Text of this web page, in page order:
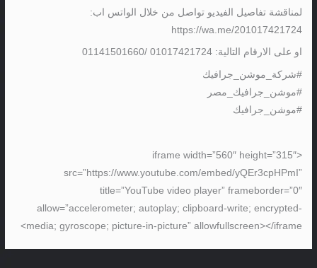
لمناقشة تفاصيل الفيديو تواصل من خلال الواتس اب:
https://wa.me/201017421724
او على الارقام التالية: 01017421724 /01141501660
#شركة_موشن_جرافيك
#موشن_جرافيك_مصر
#موشن_جرافيك
<iframe width=”560″ height=”315″
src=”https://www.youtube.com/embed/yQEr3cpHPmI”
title=”YouTube video player” frameborder=”0″
allow=”accelerometer; autoplay; clipboard-write; encrypted-
media; gyroscope; picture-in-picture” allowfullscreen></iframe>